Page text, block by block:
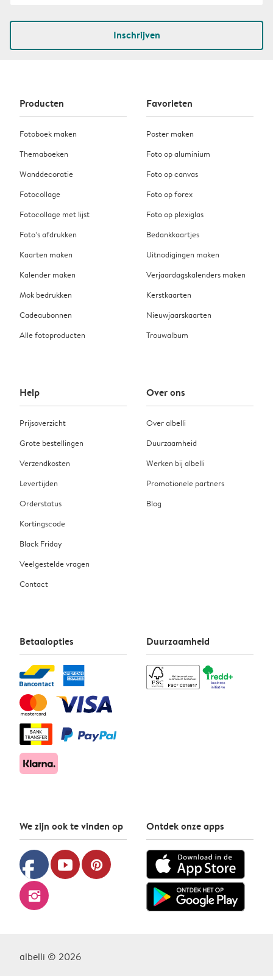
Inschrijven
Producten
Fotoboek maken
Themaboeken
Wanddecoratie
Fotocollage
Fotocollage met lijst
Foto’s afdrukken
Kaarten maken
Kalender maken
Mok bedrukken
Cadeaubonnen
Alle fotoproducten
Favorieten
Poster maken
Foto op aluminium
Foto op canvas
Foto op forex
Foto op plexiglas
Bedankkaartjes
Uitnodigingen maken
Verjaardagskalenders maken
Kerstkaarten
Nieuwjaarskaarten
Trouwalbum
Help
Prijsoverzicht
Grote bestellingen
Verzendkosten
Levertijden
Orderstatus
Kortingscode
Black Friday
Veelgestelde vragen
Contact
Over ons
Over albelli
Duurzaamheid
Werken bij albelli
Promotionele partners
Blog
Betaalopties Duurzaamheid
We zijn ook te vinden op
facebook youtube pinterest
instagram
Ontdek onze apps
albelli © 2026